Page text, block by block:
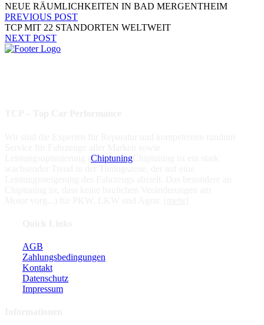
NEUE RÄUMLICHKEITEN IN BAD MERGENTHEIM
PREVIOUS POST
TCP MIT 22 STANDORTEN WELTWEIT
NEXT POST
Beste Leistung
Chiptuning
AGB
Zahlungsbedingungen
Kontakt
Datenschutz
Impressum